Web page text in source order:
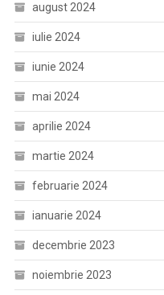
august 2024
iulie 2024
iunie 2024
mai 2024
aprilie 2024
martie 2024
februarie 2024
ianuarie 2024
decembrie 2023
noiembrie 2023